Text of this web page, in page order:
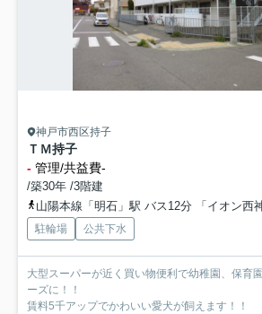
神戸市西区持子
ＴＭ持子
- 管理/共益費-
/築30年 /3階建
山陽本線「明石」駅 バス12分 「イオン西
駐輪場 公共下水
大型スーパーが近く買い物便利で幼稚園、保育
ーズに！！
賃料5千アップでかわいい愛犬が飼えます！！